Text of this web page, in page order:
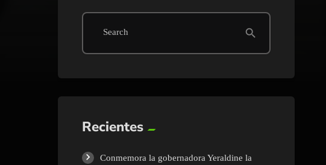
Search search
Recientes
Conmemora la gobernadora Yeraldine la